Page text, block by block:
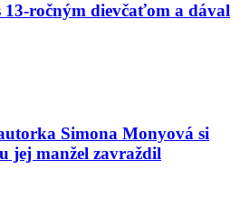
13-ročným dievčaťom a dával
Simona Monyová si
jej manžel zavraždil